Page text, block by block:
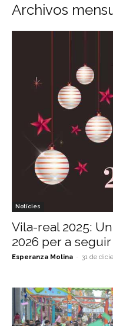
Archivos
Notícies
Vila-real 2025:
2026 per a
Esperanza Molina - 31 de